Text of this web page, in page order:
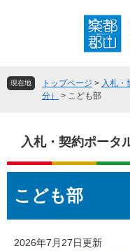
頭
飛
へ
現在地 トップページ > 入札・
分）
> こども部
入札・契約ポータ
こども部
2026年7月27日更新